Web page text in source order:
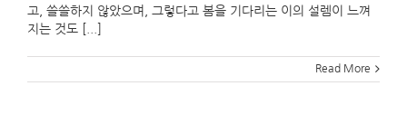
고, 쓸쓸하지 않았으며, 그렇다고 봄을 기다리는 이의 설렘이 느껴
지는 것도 [...]
Read More